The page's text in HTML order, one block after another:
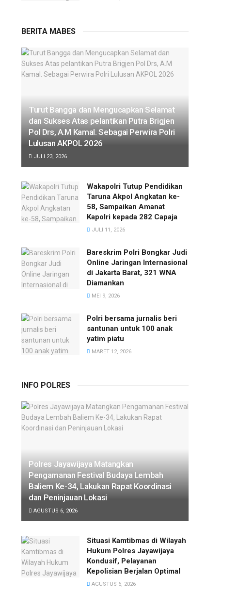
BERITA MABES
Turut Bangga dan Mengucapkan Selamat
dan Sukses Atas pelantikan Putra Brigjen
Pol Drs, A.M Kamal. Sebagai Perwira Polri
Lulusan AKPOL 2026
JULI 23, 2026
Wakapolri Tutup Pendidikan
Taruna Akpol Angkatan ke-
58, Sampaikan Amanat
Kapolri kepada 282 Capaja
JULI 11, 2026
Bareskrim Polri Bongkar Judi
Online Jaringan Internasional
di Jakarta Barat, 321 WNA
Diamankan
MEI 9, 2026
Polri bersama jurnalis beri
santunan untuk 100 anak
yatim piatu
MARET 12, 2026
INFO POLRES
Polres Jayawijaya Matangkan
Pengamanan Festival Budaya Lembah
Baliem Ke-34, Lakukan Rapat Koordinasi
dan Peninjauan Lokasi
AGUSTUS 6, 2026
Situasi Kamtibmas di Wilayah
Hukum Polres Jayawijaya
Kondusif, Pelayanan
Kepolisian Berjalan Optimal
AGUSTUS 6, 2026